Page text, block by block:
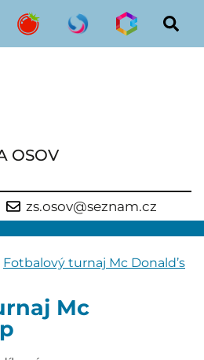
OSOV
zs.osov@seznam.cz
Fotbalový turnaj Mc Donald’s
Mc